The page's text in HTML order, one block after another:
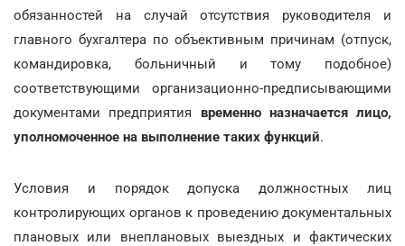
обязанностей на случай отсутствия руководителя и
главного бухгалтера по объективным причинам (отпуск,
командировка, больничный и тому подобное)
соответствующими организационно-предписывающими
документами предприятия временно назначается лицо,
уполномоченное на выполнение таких функций.
Условия и порядок допуска должностных лиц
контролирующих органов к проведению документальных
плановых или внеплановых выездных и фактических